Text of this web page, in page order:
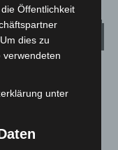
Öffentlichkeit
dies zu
verwendeten
unter